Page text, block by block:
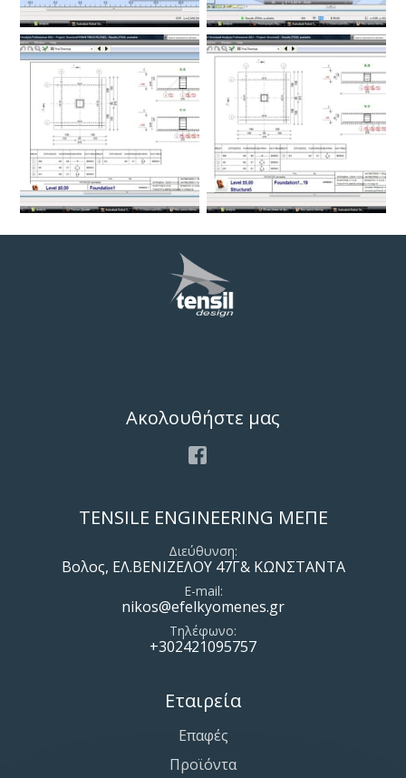
Εταιρεία
Επαφές
Προϊόντα
TENSILE ENGINEERING ΜΕΠΕ
Διεύθυνση
Βολος, ΕΛ.ΒΕΝΙΖΕΛΟΥ 47Γ& ΚΩΝΣΤΑΝΤΑ
E-mail
nikos@efelkyomenes.gr
Τηλέφωνο
+302421095757
Ακολουθήστε μας